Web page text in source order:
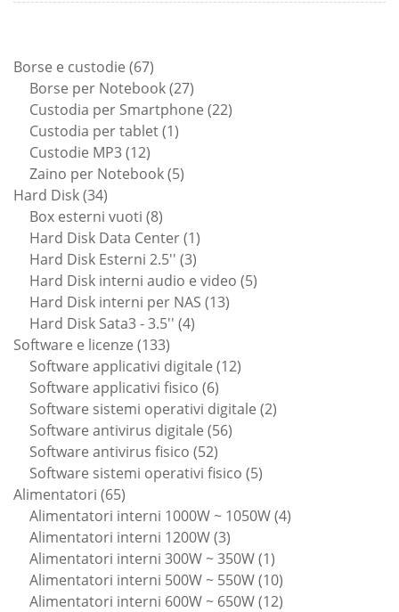
Borse e custodie 6767
prodotti
Borse per Notebook 2727
prodotti
Custodia per Smartphone 2222
Custodia per tablet 11
Custodie MP3 1212
prodotti
Zaino per Notebook 55
Hard Disk 3434
prodotti
Box esterni vuoti 88
prodotti
Hard Disk Data Center 11
prodotto
Hard Disk Esterni 2.5'' 33
prodotti
Hard Disk interni audio e video 55
Hard Disk interni per NAS 1313
Hard Disk Sata3 - 3.5'' 44
Software e licenze 133133
prodotti
Software applicativi digitale 1212
Software applicativi fisico 66
prodotti
Software sistemi operativi digitale 22
Software antivirus digitale 5656
Software antivirus fisico 5252
prodotti
Software sistemi operativi fisico 55
Alimentatori 6565
prodotti
Alimentatori interni 1000W ~ 1050W 44
Alimentatori interni 1200W 33
prodotti
Alimentatori interni 300W ~ 350W 11
prodotto
Alimentatori interni 500W ~ 550W 1010
prodotti
Alimentatori interni 600W ~ 650W 1212